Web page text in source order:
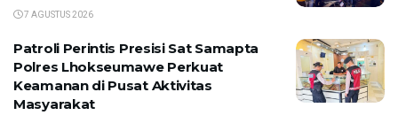
7 AGUSTUS 2026
Patroli Perintis Presisi Sat Samapta
Polres Lhokseumawe Perkuat
Keamanan di Pusat Aktivitas
Masyarakat